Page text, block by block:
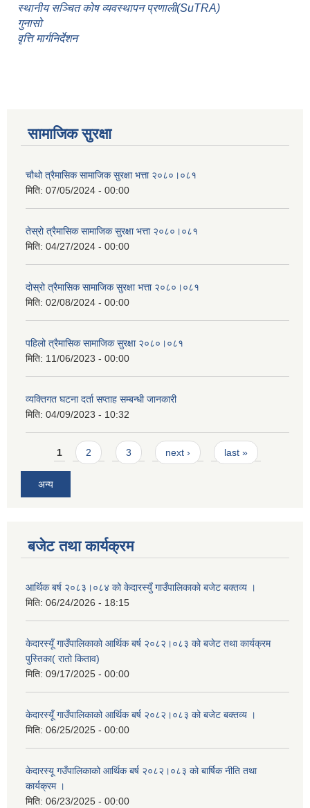
स्थानीय सञ्चित कोष व्यवस्थापन प्रणाली(SuTRA)
गुनासो
वृत्ति मार्गनिर्देशन
सामाजिक सुरक्षा
चौथो त्रैमासिक सामाजिक सुरक्षा भत्ता २०८०।०८१
मिति: 07/05/2024 - 00:00
तेस्रो त्रैमासिक सामाजिक सुरक्षा भत्ता २०८०।०८१
मिति: 04/27/2024 - 00:00
दोस्रो त्रैमासिक सामाजिक सुरक्षा भत्ता २०८०।०८१
मिति: 02/08/2024 - 00:00
पहिलो त्रैमासिक सामाजिक सुरक्षा २०८०।०८१
मिति: 11/06/2023 - 00:00
व्यक्तिगत घटना दर्ता सप्ताह सम्बन्धी जानकारी
मिति: 04/09/2023 - 10:32
Pages
1 2 3 next › last »
अन्य
बजेट तथा कार्यक्रम
आर्थिक बर्ष २०८३।०८४ को केदारस्युँ गाउँपालिकाकाे बजेट बक्तव्य ।
मिति: 06/24/2026 - 18:15
केदारस्यूँ गाउँपालिकाकाे आर्थिक बर्ष २०८२।०८३ को बजेट तथा कार्यक्रम
पुस्तिका( रातो किताव)
मिति: 09/17/2025 - 00:00
केदारस्यूँ गाउँपालिकाको आर्थिक बर्ष २०८२।०८३ को बजेट बक्तव्य ।
मिति: 06/25/2025 - 00:00
केदारस्यू गउँपालिकाको आर्थिक बर्ष २०८२।०८३ को बार्षिक नीति तथा
कार्यक्रम ।
मिति: 06/23/2025 - 00:00